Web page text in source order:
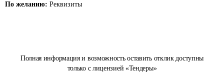
Полная информация и возможность оставить отклик доступны
только с лицензией «Тендеры»
По желанию: Реквизиты